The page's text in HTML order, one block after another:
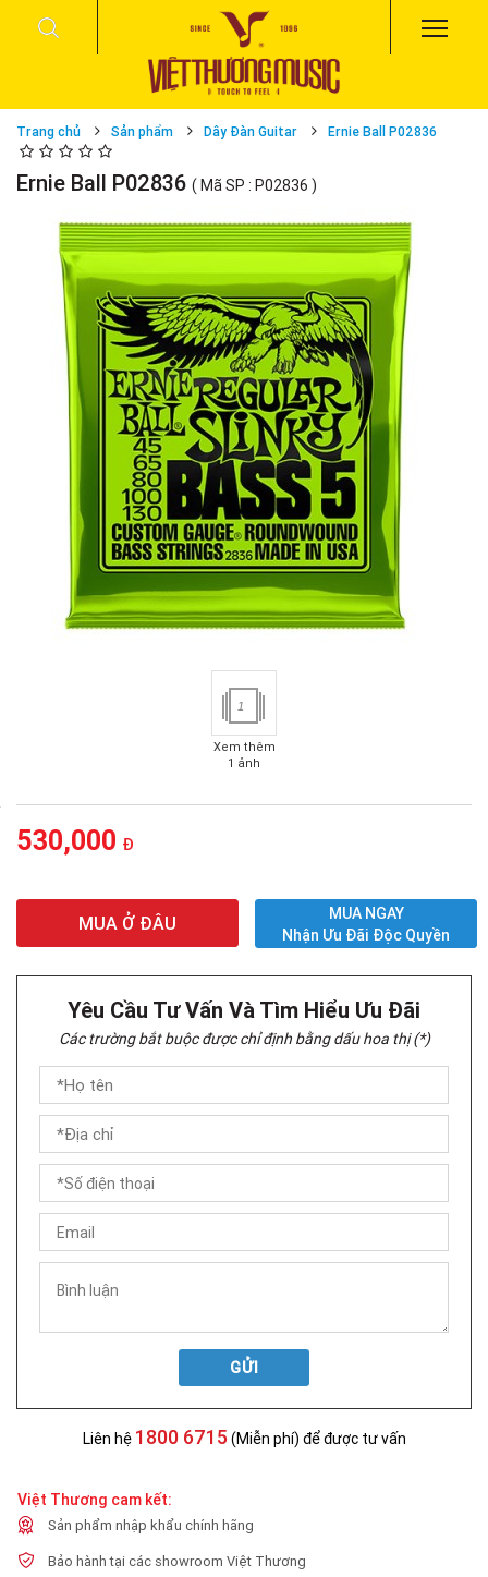
Trang chủ Sản phẩm Dây Đàn Guitar Ernie Ball P02836
Ernie Ball P02836 ( Mã SP : P02836 )
1
Xem thêm
1 ảnh
530,000 Đ
MUA Ở ĐÂU
MUA NGAY
Nhận Ưu Đãi Độc Quyền
Yêu Cầu Tư Vấn Và Tìm Hiểu Ưu Đãi
Các trường bắt buộc được chỉ định bằng dấu hoa thị (*)
GỬI
Liên hệ 1800 6715 (Miễn phí) để được tư vấn
Việt Thương cam kết:
Sản phẩm nhập khẩu chính hãng
Bảo hành tại các showroom Việt Thương